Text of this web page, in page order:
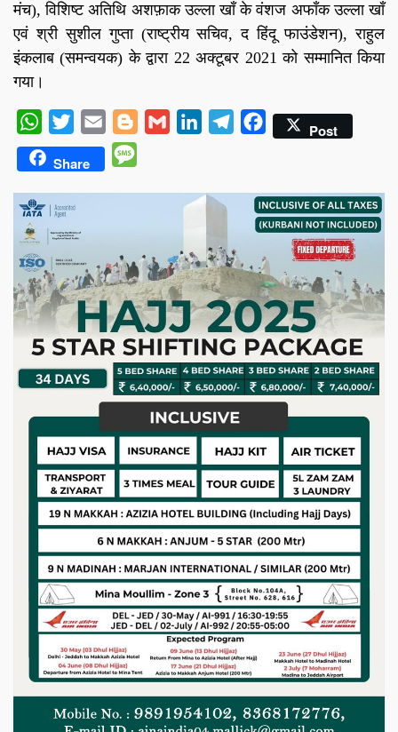
मंच), विशिष्ट अतिथि अशफ़ाक उल्ला खाँ के वंशज अफाँक उल्ला खाँ
एवं श्री सुशील गुप्ता (राष्ट्रीय सचिव, द हिंदू फाउंडेशन), राहुल
इंकलाब (समन्वयक) के द्वारा 22 अक्टूबर 2021 को सम्मानित किया
गया।
WhatsApp
Twitter Email BloggerGmail LinkedInTelegramFacebookPost
Share